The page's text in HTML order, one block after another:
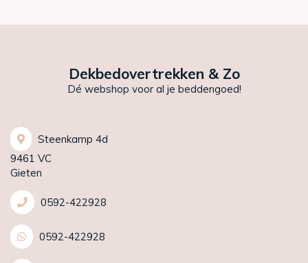
Dekbedovertrekken & Zo
Dé webshop voor al je beddengoed!
Steenkamp 4d
9461 VC
Gieten
0592-422928
0592-422928